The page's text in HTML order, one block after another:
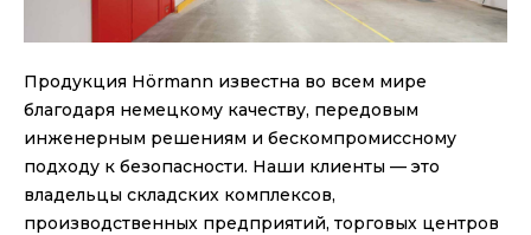
Продукция Hörmann известна во всем мире
благодаря немецкому качеству, передовым
инженерным решениям и бескомпромиссному
подходу к безопасности. Наши клиенты — это
владельцы складских комплексов,
производственных предприятий, торговых центров